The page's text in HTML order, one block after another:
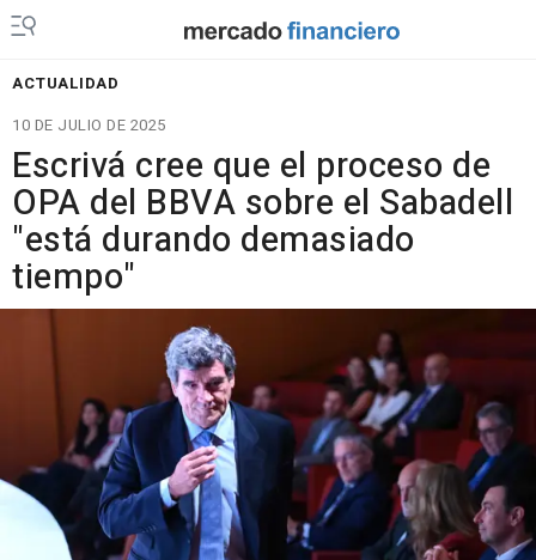
ACTUALIDAD
10 DE JULIO DE 2025
Escrivá cree que el proceso de
OPA del BBVA sobre el Sabadell
"está durando demasiado
tiempo"